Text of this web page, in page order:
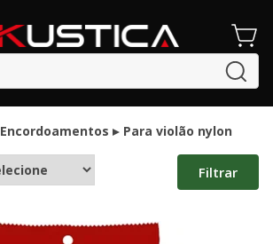
buscar
Encordoamentos Para violão nylon
Filtrar